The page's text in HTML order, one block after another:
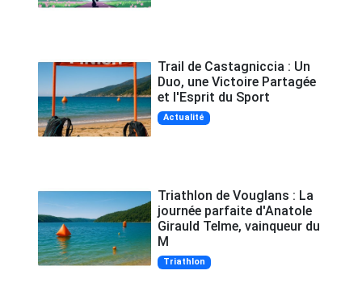
Trail de Castagniccia : Un
Duo, une Victoire Partagée
et l'Esprit du Sport
Actualité
Triathlon de Vouglans : La
journée parfaite d'Anatole
Girauld Telme, vainqueur du
M
Triathlon